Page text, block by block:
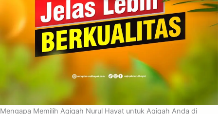
Mengapa Memilih Aqiqah Nurul Hayat untuk Aqiqah Anda di